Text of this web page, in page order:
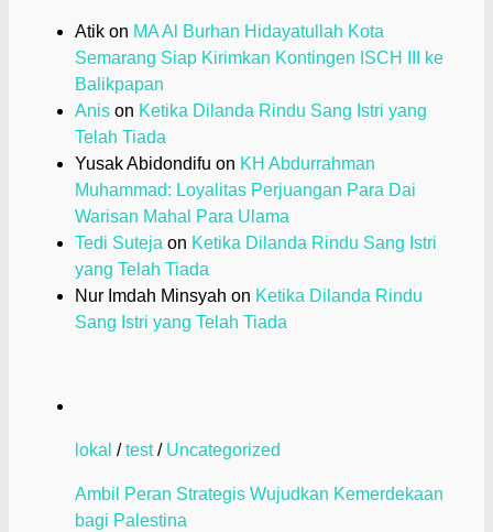
Atik on MA Al Burhan Hidayatullah Kota
Semarang Siap Kirimkan Kontingen ISCH III ke
Balikpapan
Anis on Ketika Dilanda Rindu Sang Istri yang
Telah Tiada
Yusak Abidondifu on KH Abdurrahman
Muhammad: Loyalitas Perjuangan Para Dai
Warisan Mahal Para Ulama
Tedi Suteja on Ketika Dilanda Rindu Sang Istri
yang Telah Tiada
Nur Imdah Minsyah on Ketika Dilanda Rindu
Sang Istri yang Telah Tiada
lokal /test/ Uncategorized
Ambil Peran Strategis Wujudkan Kemerdekaan
bagi Palestina